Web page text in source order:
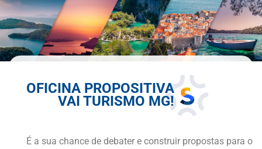
OFICINA PROPOSITIVA
VAI TURISMO MG!
É a sua chance de debater e construir propostas para o